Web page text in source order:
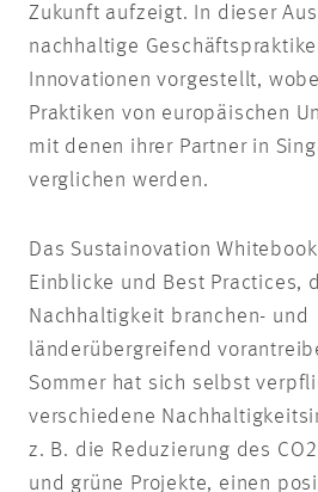
Zukunft aufzeigt. In dieser
nachhaltige
Innovationen vorgestellt,
Praktiken von europäischen
mit denen ihrer Partner in
verglichen werden.
Das Sustainovation
Einblicke und Best Practices,
Nachhaltigkeit branchen- und
länderübergreifend
Sommer hat sich selbst
verschiedene
z. B. die Reduzierung des
und grüne Projekte, einen